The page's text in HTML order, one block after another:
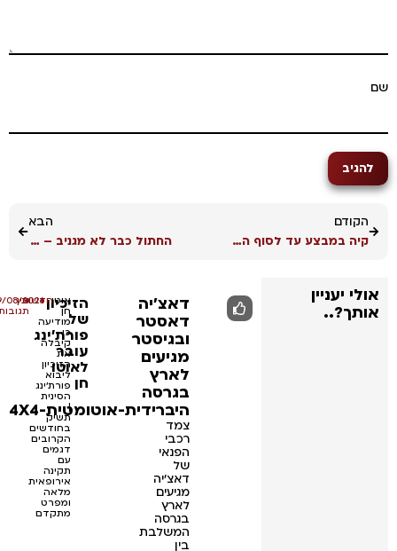
שם
הקודם
קיה במבצע עד לסוף השבוע – הנחות של עד 15,000₪
הבא
החתול כבר לא מגניב – אורה משנה את סימול הדגמים ונערכת להגעת דגם נוסף
אולי יעניין
אותך?..
דאצ'יה
דאסטר
ובגיסטר
מגיעים
לארץ
בגרסה
היברידית-אוטומטית-4X4
צמד
רכבי
הפנאי
של
דאצ'יה
מגיעים
לארץ
בגרסה
המשלבת
בין
הזיכיון
של
פורת'ינג
עובר
לאוטו
חן
אוטו
חן
מודיעה
כי
קיבלה
את
הזיכיון
ליבוא
פורת'ינג
הסינית
|
תשיק
בחודשים
הקרובים
דגמים
עם
תקינה
אירופאית
מלאה
ומפרט
מתקדם
חדשות
•
09/08/2026
•אין
תגובות